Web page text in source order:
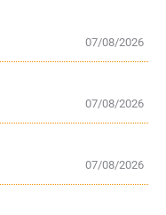
07/08/2026
07/08/2026
07/08/2026